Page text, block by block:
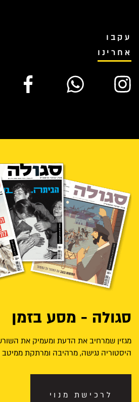
עקבו
אחרינו
סגולה - מסע בזמן
מגזין שמרחיב את הדעת ומעמיק את
היסטוריה נגישה, מרהיבה ומרתקת
לרכישת מנוי